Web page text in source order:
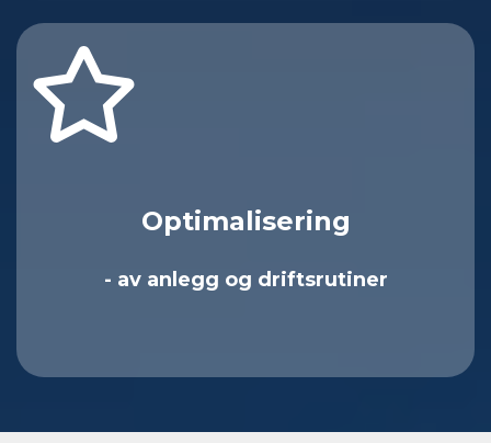
Optimalisering
- av anlegg og driftsrutiner